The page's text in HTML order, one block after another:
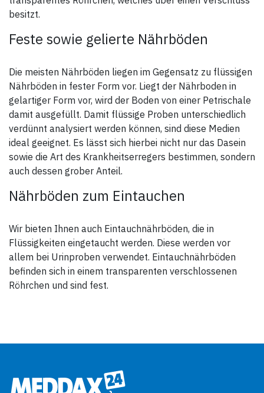
besitzt.
Feste sowie gelierte Nährböden
Die meisten Nährböden liegen im Gegensatz zu flüssigen
Nährböden in fester Form vor. Liegt der Nährboden in
gelartiger Form vor, wird der Boden von einer Petrischale
damit ausgefüllt. Damit flüssige Proben unterschiedlich
verdünnt analysiert werden können, sind diese Medien
ideal geeignet. Es lässt sich hierbei nicht nur das Dasein
sowie die Art des Krankheitserregers bestimmen, sondern
auch dessen grober Anteil.
Nährböden zum Eintauchen
Wir bieten Ihnen auch Eintauchnährböden, die in
Flüssigkeiten eingetaucht werden. Diese werden vor
allem bei Urinproben verwendet. Eintauchnährböden
befinden sich in einem transparenten verschlossenen
Röhrchen und sind fest.